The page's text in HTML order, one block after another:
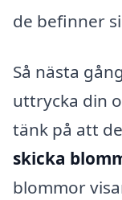
de befinner
Så nästa
uttrycka din
tänk på att
skicka
blommor